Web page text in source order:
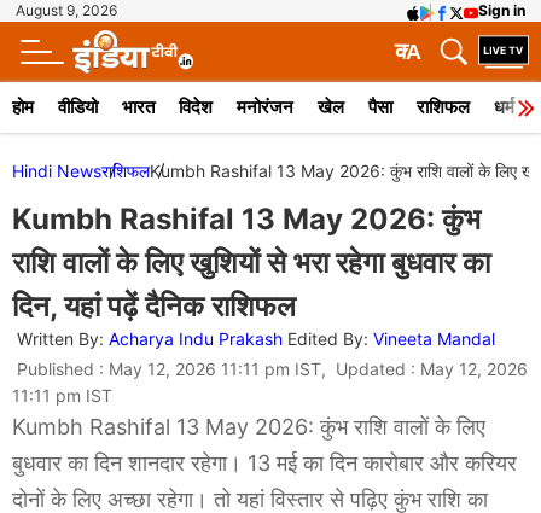
August 9, 2026 Sign in
A
क
होम वीडियो भारत विदेश मनोरंजन खेल पैसा राशिफल धर्म
Hindi NewsराशिफलKumbh Rashifal 13 May 2026: कुंभ राशि वालों के लिए
Kumbh Rashifal 13 May 2026: कुंभ
राशि वालों के लिए खुशियों से भरा रहेगा बुधवार का
दिन, यहां पढ़ें दैनिक राशिफल
Written By: Acharya Indu Prakash Edited By: Vineeta Mandal
Published : May 12, 2026 11:11 pm IST, Updated : May 12, 2026
11:11 pm IST
Kumbh Rashifal 13 May 2026: कुंभ राशि वालों के लिए
बुधवार का दिन शानदार रहेगा। 13 मई का दिन कारोबार और करियर
दोनों के लिए अच्छा रहेगा। तो यहां विस्तार से पढ़िए कुंभ राशि का